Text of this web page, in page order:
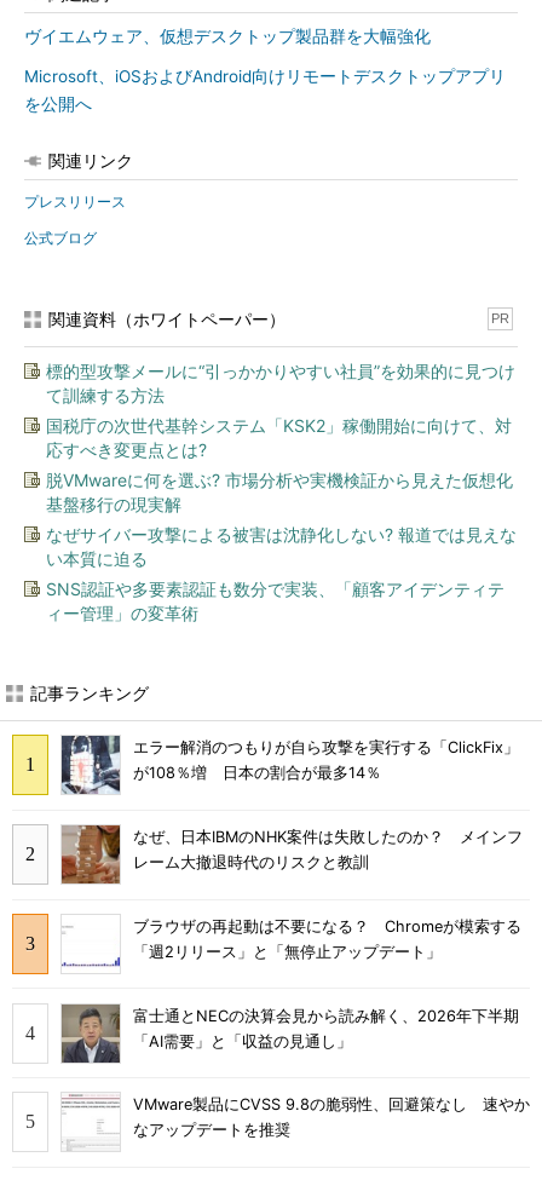
ヴイエムウェア、仮想デスクトップ製品群を大幅強化
Microsoft、iOSおよびAndroid向けリモートデスクトップアプリ
を公開へ
関連リンク
プレスリリース
公式ブログ
関連資料（ホワイトペーパー） PR
標的型攻撃メールに“引っかかりやすい社員”を効果的に見つけ
て訓練する方法
国税庁の次世代基幹システム「KSK2」稼働開始に向けて、対
応すべき変更点とは?
脱VMwareに何を選ぶ? 市場分析や実機検証から見えた仮想化
基盤移行の現実解
なぜサイバー攻撃による被害は沈静化しない? 報道では見えな
い本質に迫る
SNS認証や多要素認証も数分で実装、「顧客アイデンティテ
ィー管理」の変革術
記事ランキング
エラー解消のつもりが自ら攻撃を実行する「ClickFix」
が108％増 日本の割合が最多14％
なぜ、日本IBMのNHK案件は失敗したのか？ メインフ
レーム大撤退時代のリスクと教訓
ブラウザの再起動は不要になる？ Chromeが模索する
「週2リリース」と「無停止アップデート」
富士通とNECの決算会見から読み解く、2026年下半期
「AI需要」と「収益の見通し」
VMware製品にCVSS 9.8の脆弱性、回避策なし 速やか
なアップデートを推奨